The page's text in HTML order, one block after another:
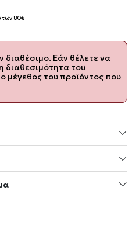
των 80€
διαθέσιμο. Εάν θέλετε να
διαθεσιμότητα του
μέγεθος του προϊόντος που